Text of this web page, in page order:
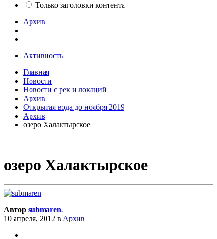
Только заголовки контента
Архив
Активность
Главная
Новости
Новости с рек и локаций
Архив
Открытая вода до ноября 2019
Архив
озеро Халактырское
озеро Халактырское
Автор submaren,
10 апреля, 2012 в Архив